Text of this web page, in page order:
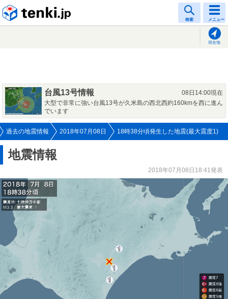
検索 メニュー
現在地
台風13号情報
08日14:00現在
大型で非常に強い台風13号が久米島の西北西約160kmを西に進ん
でいます
過去の地震情報 2018年07月08日 18時38分頃発生した地震(最大震度1)
地震情報
2018年07月08日18:41発表